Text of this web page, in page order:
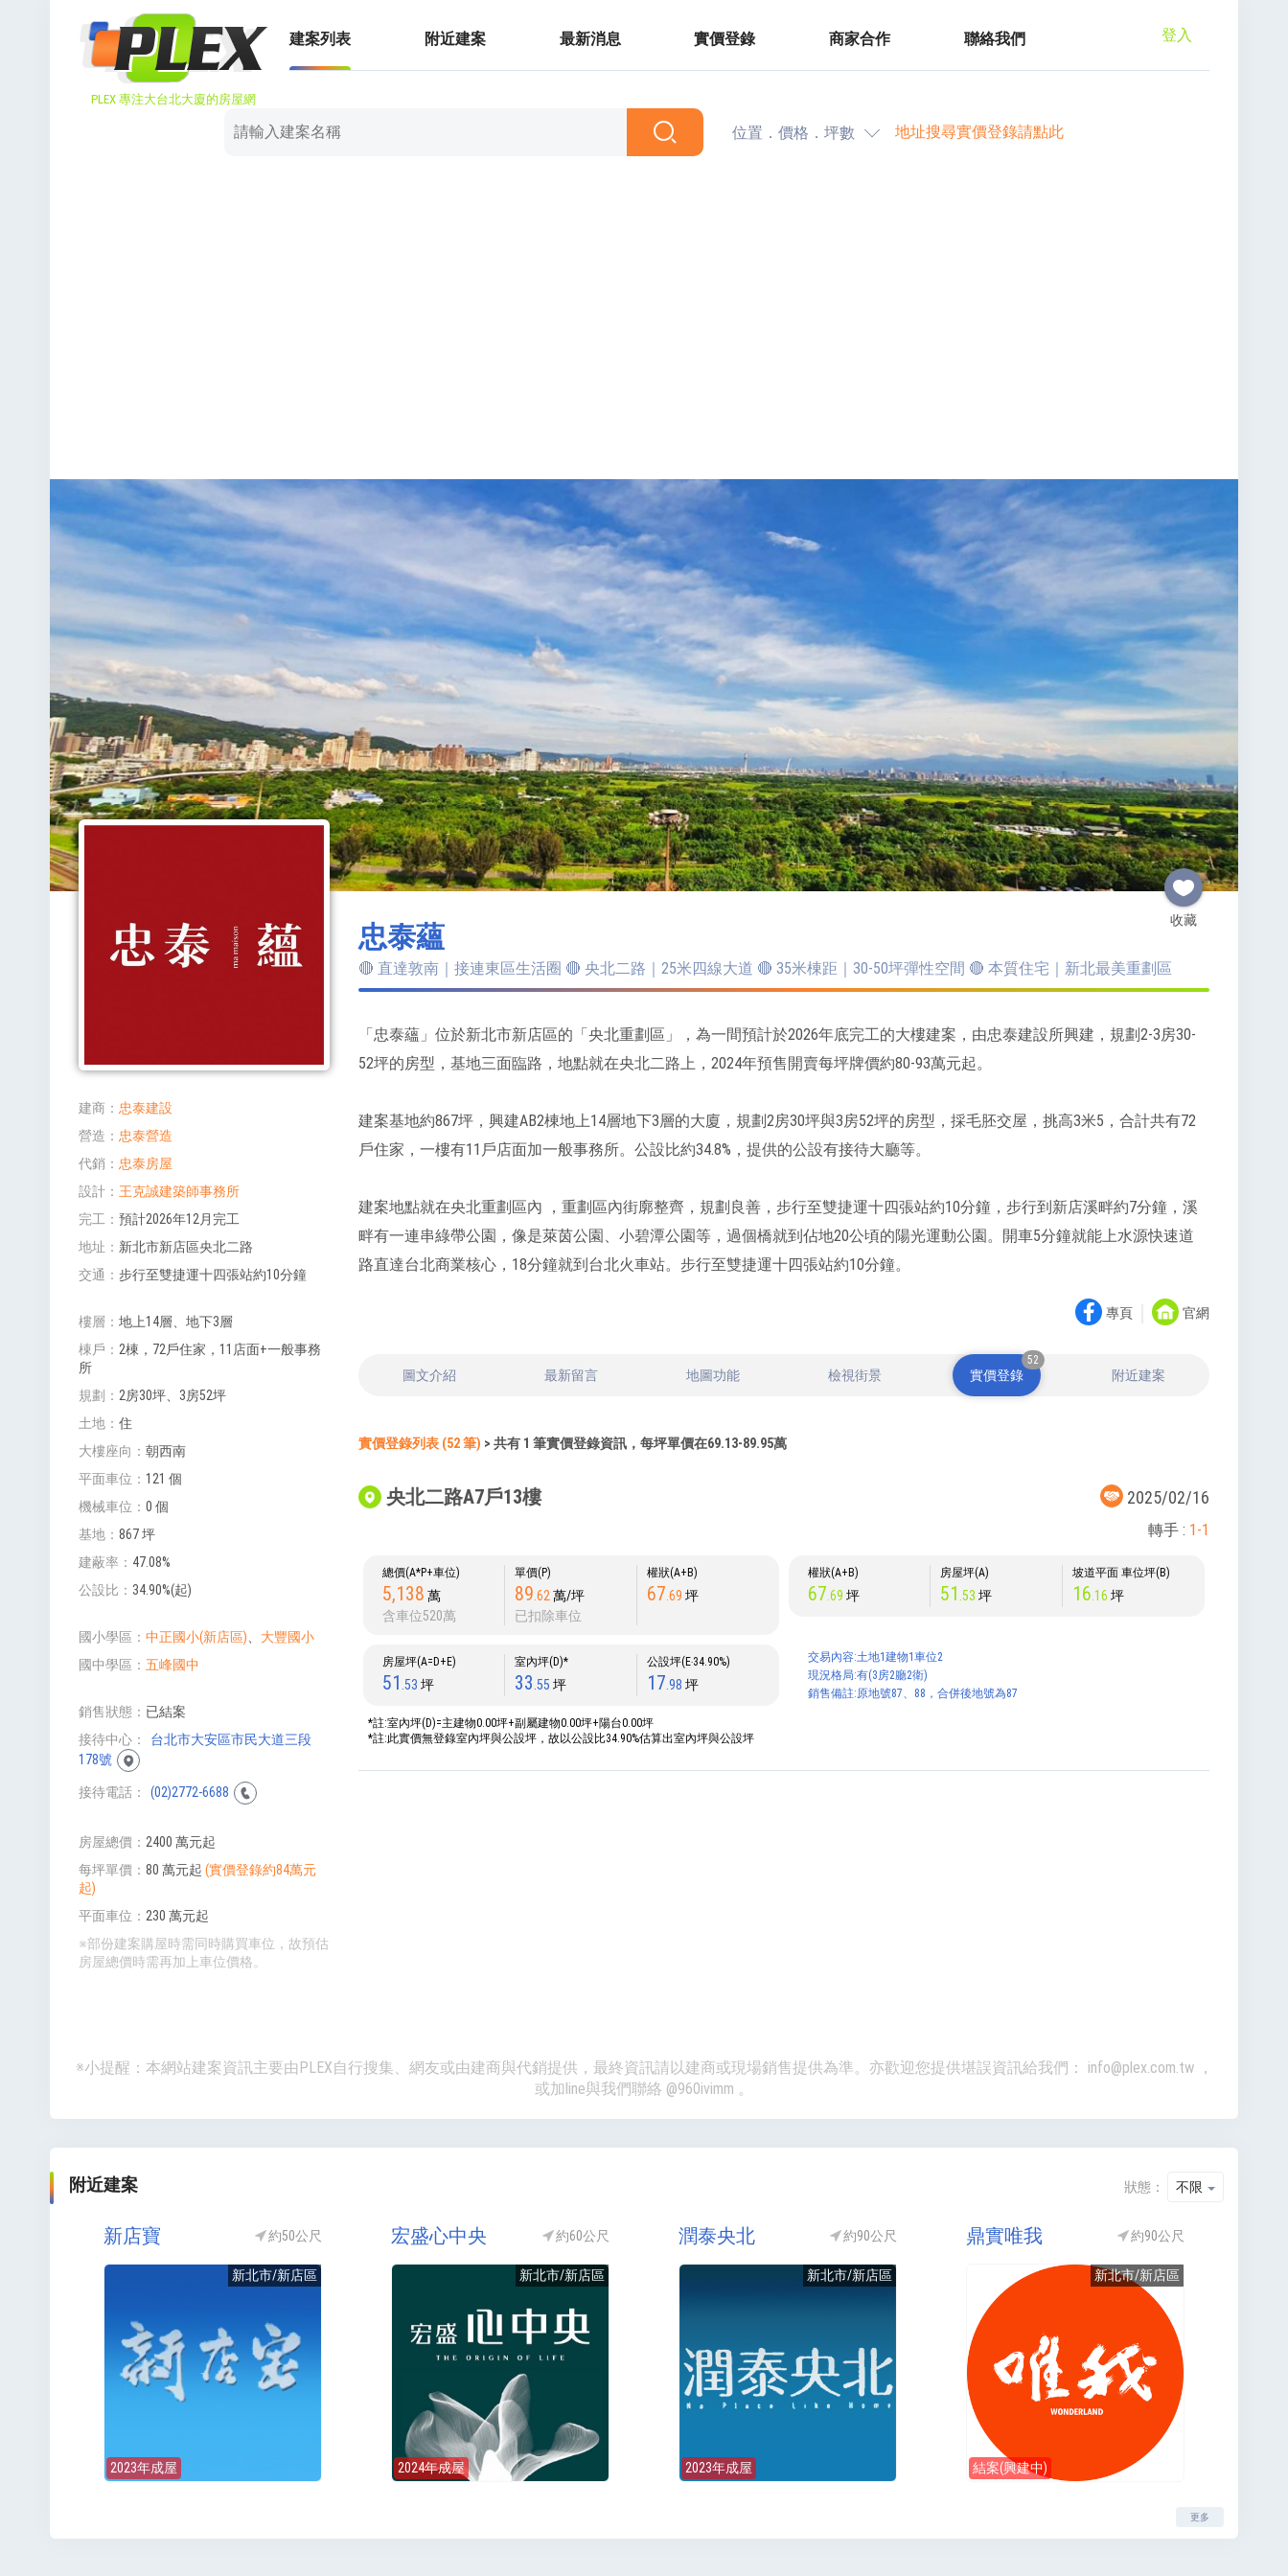
PLEX 專注大台北大廈的房屋網
建案列表 附近建案 最新消息 實價登錄 商家合作 聯絡我們 登入
位置．價格．坪數 地址搜尋實價登錄請點此
收藏
建商
忠泰建設
營造
忠泰營造
代銷
忠泰房屋
設計
王克誠建築師事務所
完工
預計2026年12月完工
地址
新北市新店區央北二路
交通
步行至雙捷運十四張站約10分鐘
樓層
地上14層、地下3層
棟戶
2棟，72戶住家，11店面+一般事務
所
規劃
2房30坪、3房52坪
土地
住
大樓座向
朝西南
平面車位
121 個
機械車位
0 個
基地
867 坪
建蔽率
47.08%
公設比
34.90%(起)
國小學區 中正國小(新店區)、 大豐國小
國中學區
五峰國中
銷售狀態
已結案
接待中心
台北市大安區市民大道三段
178號
接待電話 (02)2772-6688
房屋總價
2400 萬元起
每坪單價
80 萬元起 (實價登錄約84萬元
起)
平面車位
230 萬元起
※部份建案購屋時需同時購買車位，故預估
房屋總價時需再加上車位價格。
忠泰蘊
🔴 直達敦南｜接連東區生活圈 🔴 央北二路｜25米四線大道 🔴 35米棟距｜30-50坪彈性空間 🔴 本質住宅｜新北最美重劃區
「忠泰蘊」位於新北市新店區的「央北重劃區」，為一間預計於2026年底完工的大樓建案，由忠泰建設所興建，規劃2-3房30-
52坪的房型，基地三面臨路，地點就在央北二路上，2024年預售開賣每坪牌價約80-93萬元起。
建案基地約867坪，興建AB2棟地上14層地下3層的大廈，規劃2房30坪與3房52坪的房型，採毛胚交屋，挑高3米5，合計共有72
戶住家，一樓有11戶店面加一般事務所。公設比約34.8%，提供的公設有接待大廳等。
建案地點就在央北重劃區內 ，重劃區內街廓整齊，規劃良善，步行至雙捷運十四張站約10分鐘，步行到新店溪畔約7分鐘，溪
畔有一連串綠帶公園，像是萊茵公園、小碧潭公園等，過個橋就到佔地20公頃的陽光運動公園。開車5分鐘就能上水源快速道
路直達台北商業核心，18分鐘就到台北火車站。步行至雙捷運十四張站約10分鐘。
專頁 官網
圖文介紹 最新留言 地圖功能 檢視街景 實價登錄
52
附近建案
實價登錄列表 (52 筆) > 共有 1 筆實價登錄資訊，每坪單價在69.13-89.95萬
央北二路A7戶13樓 2025/02/16
轉手 : 1-1
總價(A*P+車位)
5,138 萬
含車位520萬
單價(P)
89 .62 萬/坪
已扣除車位
權狀(A+B)
67 .69 坪
權狀(A+B)
67 .69 坪
房屋坪(A)
51 .53 坪
坡道平面 車位坪(B)
16 .16 坪
房屋坪(A=D+E)
51 .53 坪
室內坪(D)*
33 .55 坪
公設坪(E‧34.90%)
17 .98 坪
*註:室內坪(D)=主建物0.00坪+副屬建物0.00坪+陽台0.00坪
*註:此實價無登錄室內坪與公設坪，故以公設比34.90%估算出室內坪與公設坪
交易內容:土地1建物1車位2
現況格局:有(3房2廳2衛)
銷售備註:原地號87、88，合併後地號為87
※小提醒：本網站建案資訊主要由PLEX自行搜集、網友或由建商與代銷提供，最終資訊請以建商或現場銷售提供為準。亦歡迎您提供堪誤資訊給我們： info@plex.com.tw，
或加line與我們聯絡 @960ivimm 。
附近建案 狀態： 不限
新店寶 約50公尺
新北市/新店區
2023年成屋
宏盛心中央 約60公尺
新北市/新店區
2024年成屋
潤泰央北 約90公尺
新北市/新店區
2023年成屋
鼎實唯我 約90公尺
新北市/新店區
結案(興建中)
更多